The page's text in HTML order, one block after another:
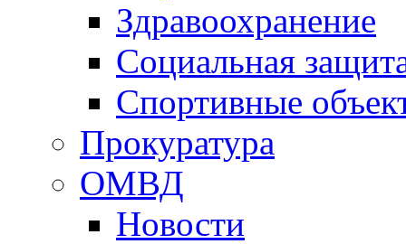
Здравоохранение
Социальная
Спортивные
Прокуратура
ОМВД
Новости